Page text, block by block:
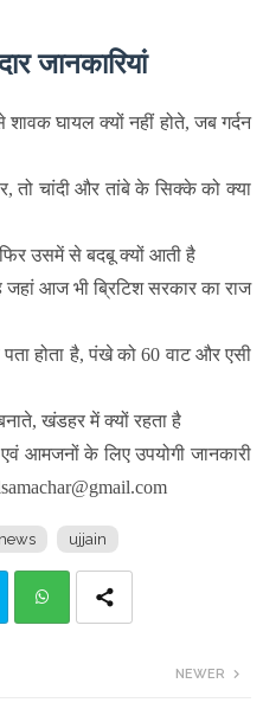
जानकारियां
घायल क्यों नहीं होते, जब गर्दन
तो चांदी और तांबे के सिक्के को क्या
फिर उसमें से बदबू क्यों आती है
आज भी ब्रिटिश सरकार का राज
होता है, पंखे को 60 वाट और एसी
खंडहर में क्यों रहता है
आमजनों के लिए उपयोगी जानकारी
ujjain
NEWER